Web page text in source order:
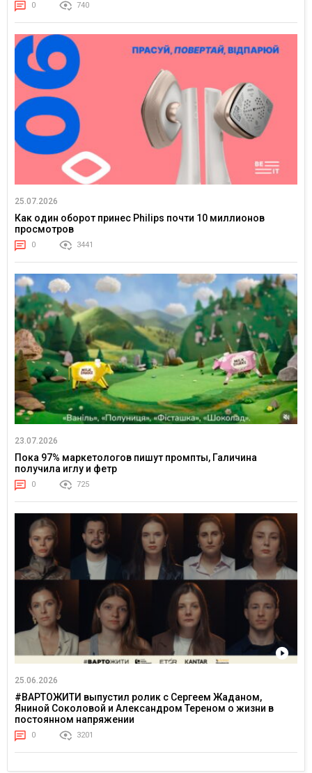
0 740
25.07.2026
Как один оборот принес Philips почти 10 миллионов
просмотров
0 3441
23.07.2026
Пока 97% маркетологов пишут промпты, Галичина
получила иглу и фетр
0 725
25.06.2026
#ВАРТОЖИТИ выпустил ролик с Сергеем Жаданом,
Яниной Соколовой и Александром Тереном о жизни в
постоянном напряжении
0 3201